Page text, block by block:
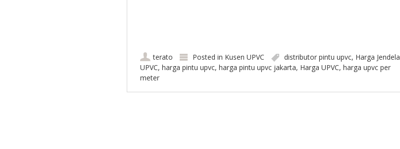
terato Posted in Kusen UPVC distributor pintu upvc, Harga Jendela
UPVC, harga pintu upvc, harga pintu upvc jakarta, Harga UPVC, harga upvc per
meter